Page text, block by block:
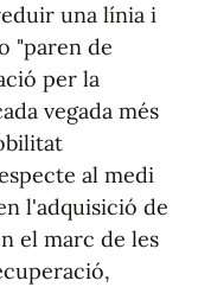
una línia i
"paren de
per la
vegada més
al medi
l'adquisició de
el marc de les